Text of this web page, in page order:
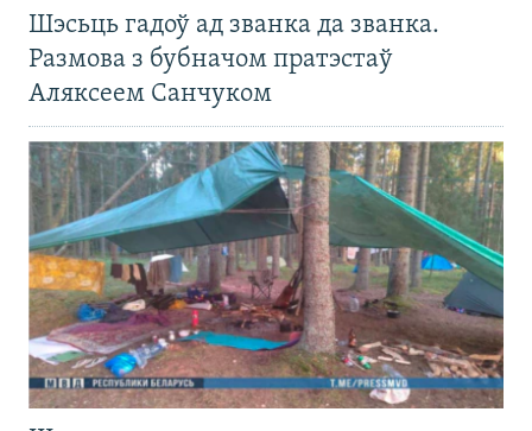
Шэсьць гадоў ад званка да званка.
Размова з бубначом пратэстаў
Аляксеем Санчуком